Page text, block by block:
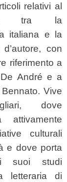
relativi al
tra la
italiana e la
con
riferimento a
André e a
Vive
dove
attivamente
culturali
e dove porta
suoi studi
letteraria di